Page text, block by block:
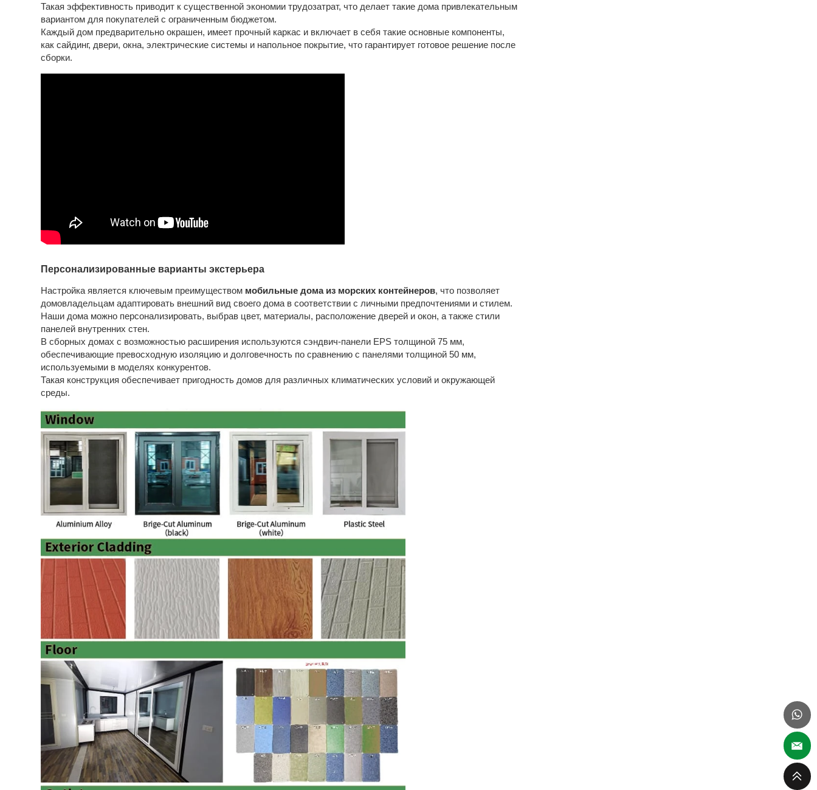
Такая эффективность приводит к существенной экономии трудозатрат, что делает такие дома привлекательным
вариантом для покупателей с ограниченным бюджетом.
Каждый дом предварительно окрашен, имеет прочный каркас и включает в себя такие основные компоненты,
как сайдинг, двери, окна, электрические системы и напольное покрытие, что гарантирует готовое решение после
сборки.
Персонализированные варианты экстерьера
Настройка является ключевым преимуществом мобильные дома из морских контейнеров, что позволяет
домовладельцам адаптировать внешний вид своего дома в соответствии с личными предпочтениями и стилем.
Наши дома можно персонализировать, выбрав цвет, материалы, расположение дверей и окон, а также стили
панелей внутренних стен.
В сборных домах с возможностью расширения используются сэндвич-панели EPS толщиной 75 мм,
обеспечивающие превосходную изоляцию и долговечность по сравнению с панелями толщиной 50 мм,
используемыми в моделях конкурентов.
Такая конструкция обеспечивает пригодность домов для различных климатических условий и окружающей
среды.